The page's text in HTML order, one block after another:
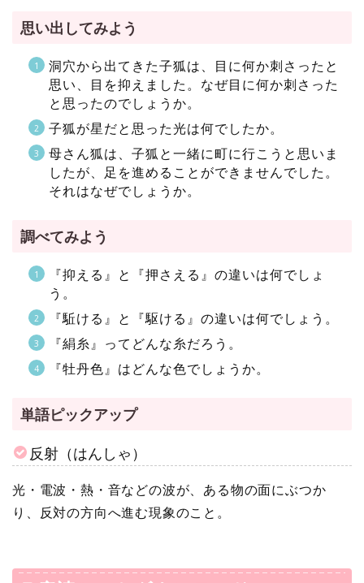
思い出してみよう
洞穴から出てきた子狐は、目に何か刺さったと
思い、目を抑えました。なぜ目に何か刺さった
と思ったのでしょうか。
子狐が星だと思った光は何でしたか。
母さん狐は、子狐と一緒に町に行こうと思いま
したが、足を進めることができませんでした。
それはなぜでしょうか。
調べてみよう
『抑える』と『押さえる』の違いは何でしょ
う。
『駈ける』と『駆ける』の違いは何でしょう。
『絹糸』ってどんな糸だろう。
『牡丹色』はどんな色でしょうか。
単語ピックアップ
反射（はんしゃ）
光・電波・熱・音などの波が、ある物の面にぶつか
り、反対の方向へ進む現象のこと。